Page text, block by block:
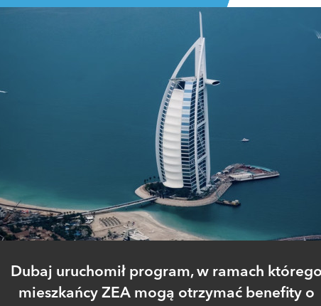
Dubaj uruchomił program, w ramach
mieszkańcy ZEA mogą otrzymać benefity o